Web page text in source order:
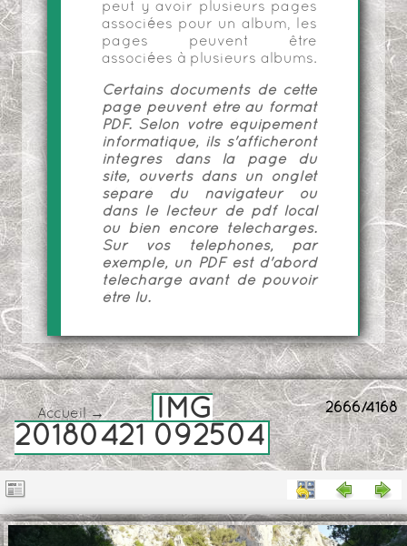
peut y avoir plusieurs pages
associées pour un album, les
pages peuvent être
associées à plusieurs albums.
Certains documents de cette
page peuvent être au format
PDF. Selon votre équipement
informatique, ils s'afficheront
intégrés dans la page du
site, ouverts dans un onglet
séparé du navigateur ou
dans le lecteur de pdf local
ou bien encore téléchargés.
Sur vos téléphones, par
exemple, un PDF est d'abord
téléchargé avant de pouvoir
être lu.
2666/4168
Accueil→
IMG
20180421 092504